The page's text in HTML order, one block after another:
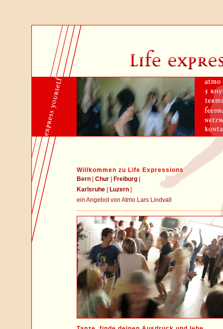
Willkommen zu Life Expressions
Bern
Chur Freiburg
Karlsruhe
Luzern
ein Angebot von Atmo Lars Lindvall